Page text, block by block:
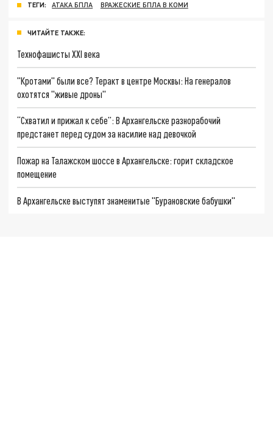
ТЕГИ: АТАКА БПЛА ВРАЖЕСКИЕ БПЛА В КОМИ
ЧИТАЙТЕ ТАКЖЕ:
Технофашисты XXI века
"Кротами" были все? Теракт в центре Москвы: На генералов
охотятся "живые дроны"
“Схватил и прижал к себе”: В Архангельске разнорабочий
предстанет перед судом за насилие над девочкой
Пожар на Талажском шоссе в Архангельске: горит складское
помещение
В Архангельске выступят знаменитые "Бурановские бабушки"